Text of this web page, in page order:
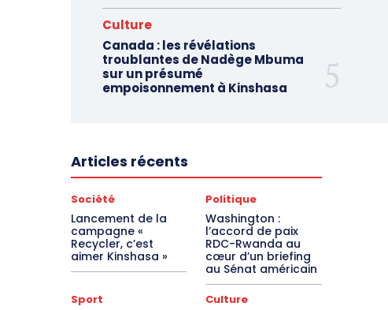
Culture
Canada : les révélations
troublantes de Nadège Mbuma
sur un présumé
empoisonnement à Kinshasa
Articles récents
Société
Lancement de la
campagne «
Recycler, c’est
aimer Kinshasa »
Politique
Washington :
l’accord de paix
RDC-Rwanda au
cœur d’un briefing
au Sénat américain
Sport Culture